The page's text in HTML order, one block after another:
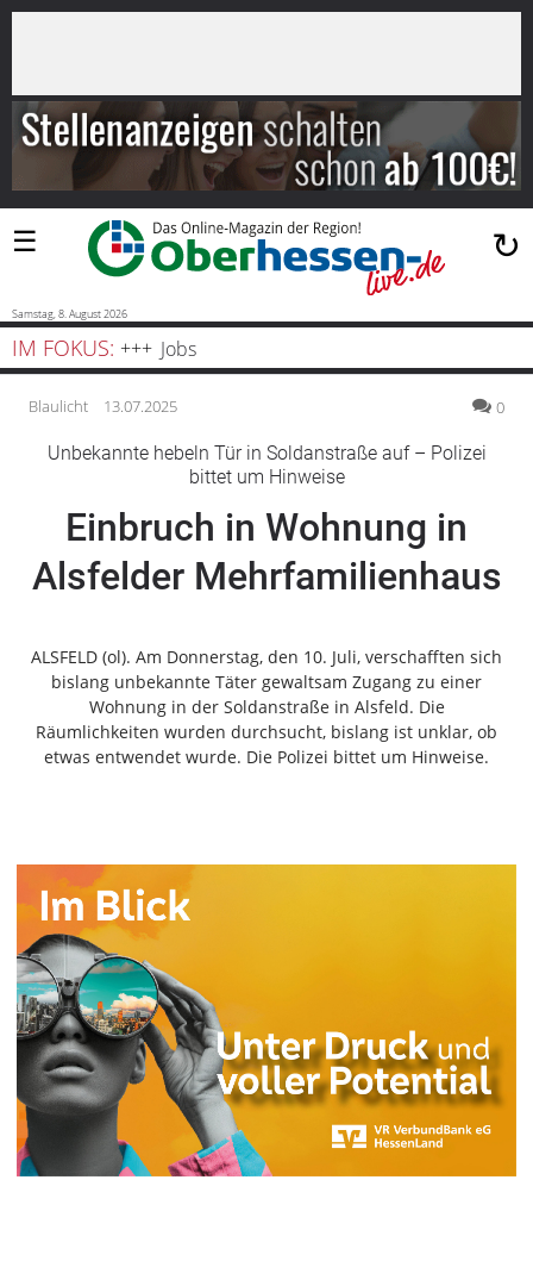
Suchen
Startseite
Blaulicht
Sport
Politik
Bauen
und
Wohnen
Gesellschaft
Gesundheit
Lifestyle
Wirtschaft
Vogelsberg
Romrod
Homberg
Ohm
Schotten
Schlitz
Antrifttal
Feldatal
Freiensteinau
Gemünden
Grebenau
Grebenhain
×
☰ ↻
Samstag, 8. August 2026
IM FOKUS: Jobs
Blaulicht 13.07.2025 0
Unbekannte hebeln Tür in Soldanstraße auf – Polizei
bittet um Hinweise
Einbruch in Wohnung in
Alsfelder Mehrfamilienhaus
ALSFELD (ol). Am Donnerstag, den 10. Juli, verschafften sich
bislang unbekannte Täter gewaltsam Zugang zu einer
Wohnung in der Soldanstraße in Alsfeld. Die
Räumlichkeiten wurden durchsucht, bislang ist unklar, ob
etwas entwendet wurde. Die Polizei bittet um Hinweise.